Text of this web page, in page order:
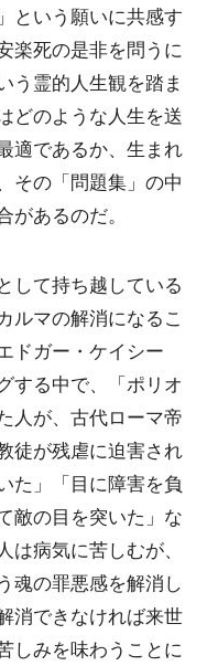
という願いに共感す
楽死の是非を問うに
う霊的人生観を踏ま
どのような人生を送
適であるか、生まれ
その「問題集」の中
あるのだ。
して持ち越している
ルマの解消になるこ
ドガー・ケイシー
する中で、「ポリオ
人が、古代ローマ帝
徒が残虐に迫害され
た」「目に障害を負
敵の目を突いた」な
病気に苦しむが、
魂の罪悪感を解消し
消できなければ来世
しみを味わうことに